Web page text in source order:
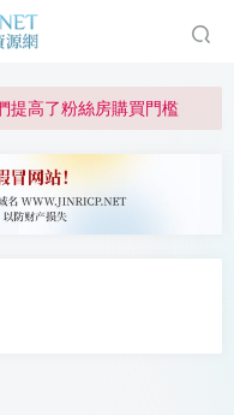
提高了粉絲房購買門檻
網盤，其它網盤均不支援
” 的問題報告